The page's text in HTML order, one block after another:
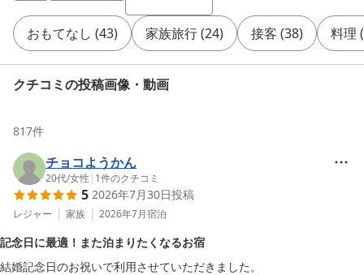
おもてなし (43) 家族旅行(24) 接客 (38) 料理 (
クチコミの投稿画像・動画
817件
チョコようかん
20代/女性 | 1件のクチコミ
5 2026年7月30日投稿
レジャー 家族 2026年7月宿泊
記念日に最適！また泊まりたくなるお宿
結婚記念日のお祝いで利用させていただきました。